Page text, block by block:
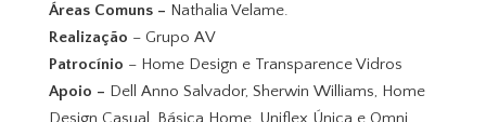
Áreas Comuns – Nathalia Velame.
Realização – Grupo AV
Patrocínio – Home Design e Transparence Vidros
Apoio – Dell Anno Salvador, Sherwin Williams, Home